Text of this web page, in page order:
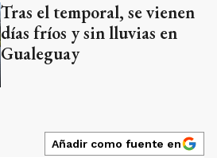
Tras el temporal, se vienen
días fríos y sin lluvias en
Gualeguay
Añadir como fuente en